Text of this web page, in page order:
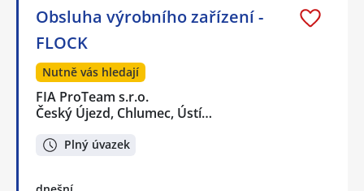
Obsluha výrobního zařízení -
FLOCK
Nutně vás hledají
FIA ProTeam s.r.o.
Český Újezd, Chlumec, Ústí…
Plný úvazek